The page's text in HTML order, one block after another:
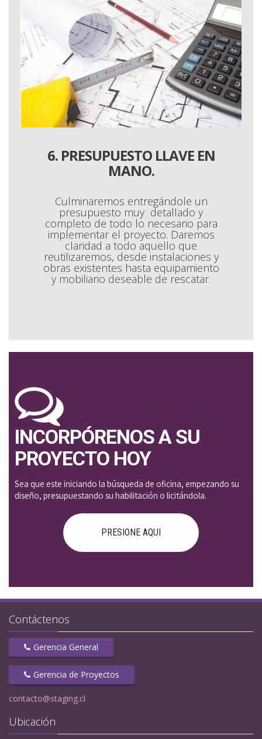
6. PRESUPUESTO LLAVE EN
MANO.
Culminaremos entregándole un
presupuesto muy detallado y
completo de todo lo necesario para
implementar el proyecto. Daremos
claridad a todo aquello que
reutilizaremos, desde instalaciones y
obras existentes hasta equipamiento
y mobiliario deseable de rescatar.
INCORPÓRENOS A SU
PROYECTO HOY
Sea que este iniciando la búsqueda de oficina, empezando su
diseño, presupuestando su habilitación o licitándola.
PRESIONE AQUI
Contáctenos
Gerencia General
Gerencia de Proyectos
contacto@staging.cl
Ubicación